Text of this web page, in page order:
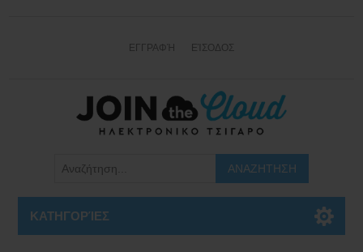
ΕΓΓΡΑΦΉ ΕΊΣΟΔΟΣ
ΚΑΤΗΓΟΡΊΕΣ